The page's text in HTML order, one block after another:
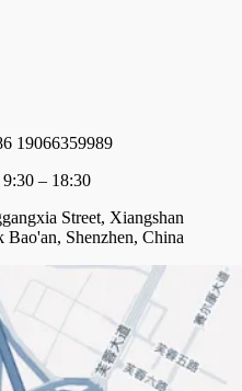
19066359989
– 18:30
Street, Xiangshan
Shenzhen, China